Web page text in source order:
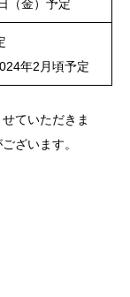
（金）予定
年2月頃予定
ていただきま
ざいます。